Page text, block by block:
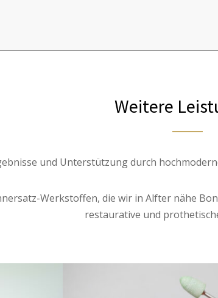
Weitere
und Unterstützung durch
Werkstoffen, die wir in Alfter nähe
restaurative und